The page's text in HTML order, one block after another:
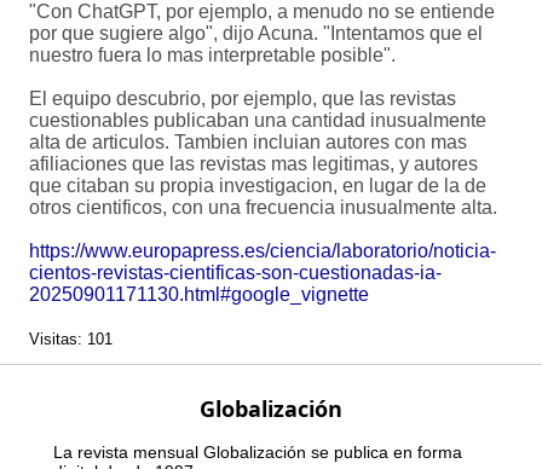
"Con ChatGPT, por ejemplo, a menudo no se entiende
por que sugiere algo", dijo Acuna. "Intentamos que el
nuestro fuera lo mas interpretable posible".
El equipo descubrio, por ejemplo, que las revistas
cuestionables publicaban una cantidad inusualmente
alta de articulos. Tambien incluian autores con mas
afiliaciones que las revistas mas legitimas, y autores
que citaban su propia investigacion, en lugar de la de
otros cientificos, con una frecuencia inusualmente alta.
https://www.europapress.es/ciencia/laboratorio/noticia-
cientos-revistas-cientificas-son-cuestionadas-ia-
20250901171130.html#google_vignette
Visitas: 101
Globalización
La revista mensual Globalización se publica en forma